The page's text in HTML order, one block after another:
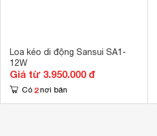
Loa kéo di động Sansui SA1-
12W
Giá từ 3.950.000 đ
Có 2 nơi bán